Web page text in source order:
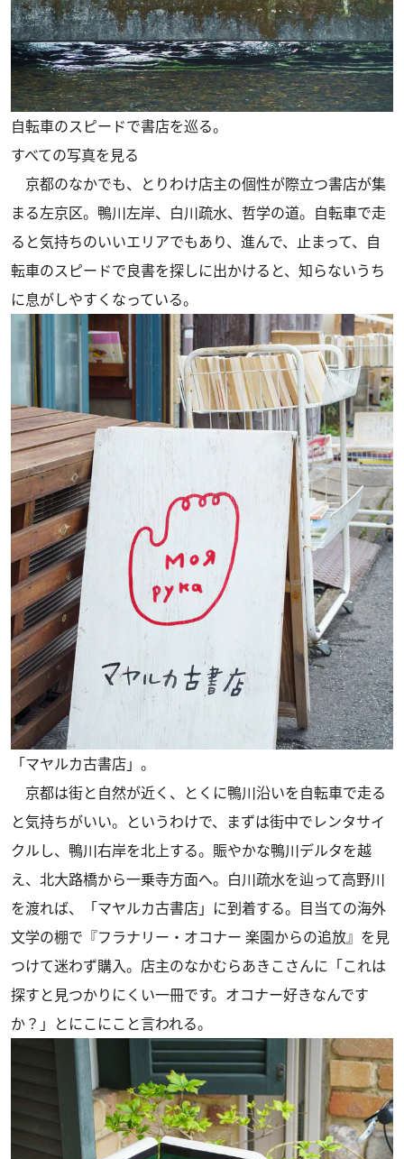
自転車のスピードで書店を巡る。
すべての写真を見る
京都のなかでも、とりわけ店主の個性が際立つ書店が集
まる左京区。鴨川左岸、白川疏水、哲学の道。自転車で走
ると気持ちのいいエリアでもあり、進んで、止まって、自
転車のスピードで良書を探しに出かけると、知らないうち
に息がしやすくなっている。
「マヤルカ古書店」。
京都は街と自然が近く、とくに鴨川沿いを自転車で走る
と気持ちがいい。というわけで、まずは街中でレンタサイ
クルし、鴨川右岸を北上する。賑やかな鴨川デルタを越
え、北大路橋から一乗寺方面へ。白川疏水を辿って高野川
を渡れば、「マヤルカ古書店」に到着する。目当ての海外
文学の棚で『フラナリー・オコナー 楽園からの追放』を見
つけて迷わず購入。店主のなかむらあきこさんに「これは
探すと見つかりにくい一冊です。オコナー好きなんです
か？」とにこにこと言われる。